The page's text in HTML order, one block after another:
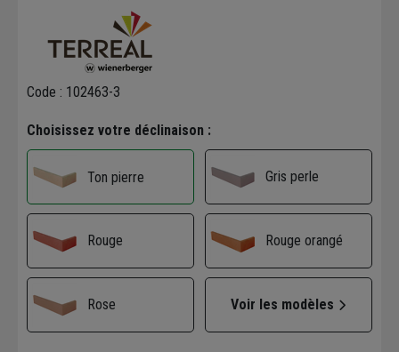
Code : 102463-3
Choisissez votre déclinaison :
Ton pierre Gris perle
Rouge Rouge orangé
Rose Voir les modèles